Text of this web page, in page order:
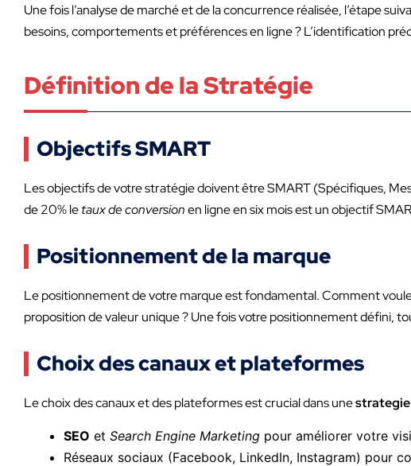
Une fois l’analyse de marché et de la concurrence réalisée, l’étape
besoins, comportements et préférences en ligne ? L’identification
Définition de la Stratégie
Objectifs SMART
Les objectifs de votre stratégie doivent être SMART (Spécifiques,
de 20% letaux de conversionen ligne en six mois est un objectif
Positionnement de la marque
Le positionnement de votre marque est fondamental. Comment
proposition de valeur unique ? Une fois votre positionnement défini,
Choix des canaux et plateformes
Le choix des canaux et des plateformes est crucial dans une
SEO et Search Engine Marketing pour améliorer votre
Réseaux sociaux (Facebook, LinkedIn, Instagram) pour